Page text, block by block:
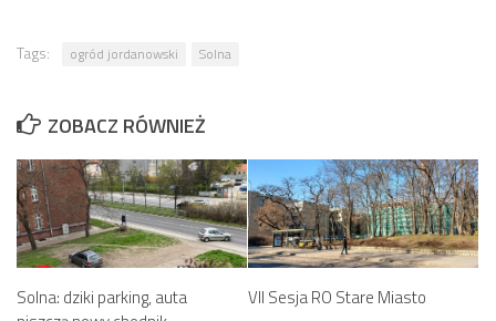
Tags: ogród jordanowski Solna
ZOBACZ RÓWNIEŻ
Solna: dziki parking, auta
VII Sesja RO Stare Miasto